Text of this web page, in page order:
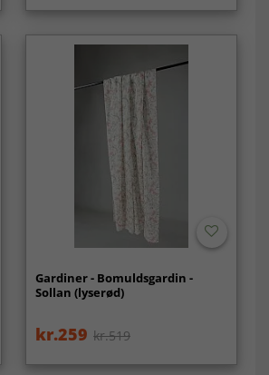
Gardiner - Bomuldsgardin -
Sollan (lyserød)
kr.259 kr.519